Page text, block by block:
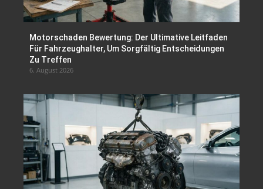
Motorschaden Bewertung: Der Ultimative Leitfaden
Für Fahrzeughalter, Um Sorgfältig Entscheidungen
Zu Treffen
6. August 2026